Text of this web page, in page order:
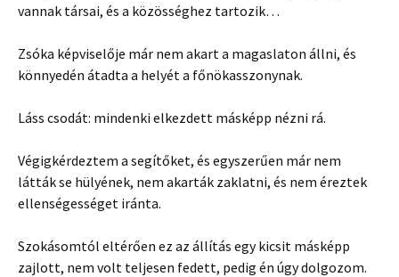
vannak társai, és a közösséghez tartozik…
Zsóka képviselője már nem akart a magaslaton állni, és
könnyedén átadta a helyét a főnökasszonynak.
Láss csodát: mindenki elkezdett másképp nézni rá.
Végigkérdeztem a segítőket, és egyszerűen már nem
látták se hülyének, nem akarták zaklatni, és nem éreztek
ellenségességet iránta.
Szokásomtól eltérően ez az állítás egy kicsit másképp
zajlott, nem volt teljesen fedett, pedig én úgy dolgozom.